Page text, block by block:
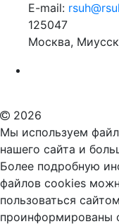
E-mail:
125047
Москва,
2026
Мы используем
нашего сайта и
Более подробную
файлов cookies
пользоваться
проинформированы